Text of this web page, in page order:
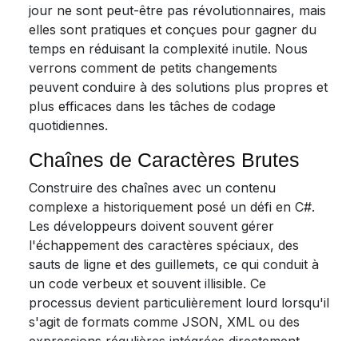
jour ne sont peut-être pas révolutionnaires, mais
elles sont pratiques et conçues pour gagner du
temps en réduisant la complexité inutile. Nous
verrons comment de petits changements
peuvent conduire à des solutions plus propres et
plus efficaces dans les tâches de codage
quotidiennes.
Chaînes de Caractères Brutes
Construire des chaînes avec un contenu
complexe a historiquement posé un défi en C#.
Les développeurs doivent souvent gérer
l'échappement des caractères spéciaux, des
sauts de ligne et des guillemets, ce qui conduit à
un code verbeux et souvent illisible. Ce
processus devient particulièrement lourd lorsqu'il
s'agit de formats comme JSON, XML ou des